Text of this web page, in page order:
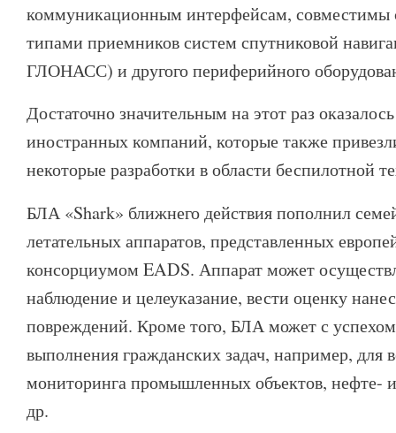
коммуникационным интерфейсам, совместимы
типами приемников систем спутниковой
ГЛОНАСС) и другого периферийного
Достаточно значительным на этот раз
иностранных компаний, которые также
некоторые разработки в области беспилотной
БЛА «Shark» ближнего действия пополнил
летательных аппаратов, представленных
консорциумом EADS. Аппарат может
наблюдение и целеуказание, вести оценку
повреждений. Кроме того, БЛА может с
выполнения гражданских задач, например, для
мониторинга промышленных объектов, нефте- и
др.